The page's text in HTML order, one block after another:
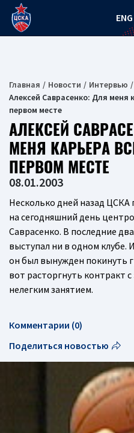
ENG
Главная Новости
Интервью
Алексей Саврасенко: Для меня
первом месте
АЛЕКСЕЙ
МЕНЯ КАРЬЕРА
ПЕРВОМ МЕСТЕ
08.01.2003
Несколько дней назад ЦСКА
на сегодняшний день
Саврасенко. В последние
выступал ни в одном клубе.
он был вынужден покинуть
вот расторгнуть контракт
нелегким занятием.
Комментарии (0)
Поделиться новостью